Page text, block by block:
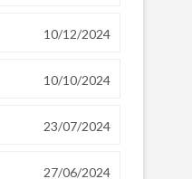
10/12/2024
10/10/2024
23/07/2024
27/06/2024